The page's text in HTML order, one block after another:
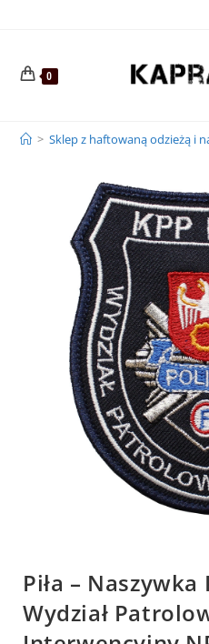
0
> Sklep z haftowaną odzieżą i
Piła – Naszywka
Wydział